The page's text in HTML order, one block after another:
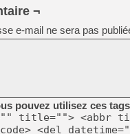
¬
e-mail ne sera pas
pouvez utilisez ces
title=""> <abbr
<del